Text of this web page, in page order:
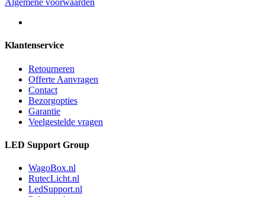
Algemene voorwaarden
Klantenservice
Retourneren
Offerte Aanvragen
Contact
Bezorgopties
Garantie
Veelgestelde vragen
LED Support Group
WagoBox.nl
RutecLicht.nl
LedSupport.nl